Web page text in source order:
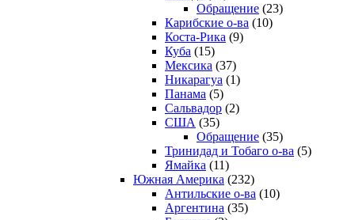
Обращение (23)
Карибские о-ва (10)
Коста-Рика (9)
Куба (15)
Мексика (37)
Никарагуа (1)
Панама (5)
Сальвадор (2)
США (35)
Обращение (35)
Тринидад и Тобаго о-ва (5)
Ямайка (11)
Южная Америка (232)
Антильские о-ва (10)
Аргентина (35)